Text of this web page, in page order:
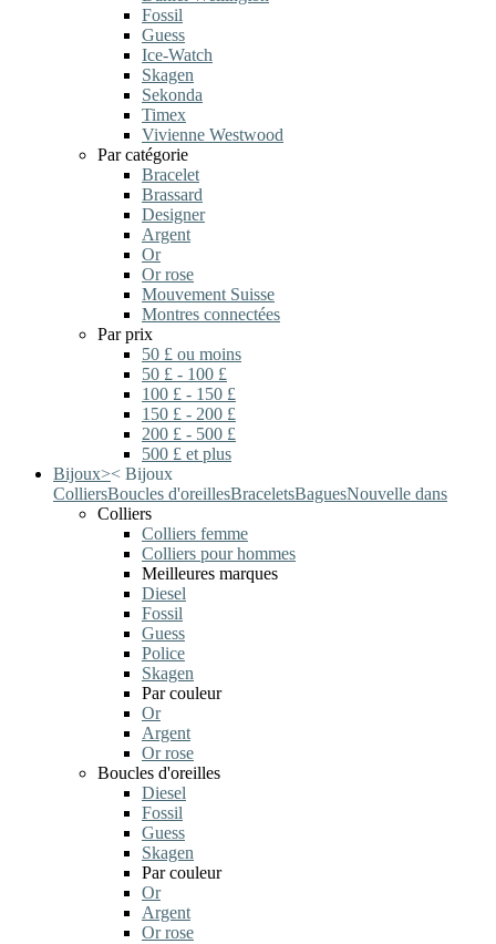
Fossil
Guess
Ice-Watch
Skagen
Sekonda
Timex
Vivienne Westwood
Par catégorie
Bracelet
Brassard
Designer
Argent
Or
Or rose
Mouvement Suisse
Montres connectées
Par prix
50 £ ou moins
50 £ - 100 £
100 £ - 150 £
150 £ - 200 £
200 £ - 500 £
500 £ et plus
Bijoux>< Bijoux
ColliersBoucles d'oreillesBraceletsBaguesNouvelle dans
Colliers
Colliers femme
Colliers pour hommes
Meilleures marques
Diesel
Fossil
Guess
Police
Skagen
Par couleur
Or
Argent
Or rose
Boucles d'oreilles
Diesel
Fossil
Guess
Skagen
Par couleur
Or
Argent
Or rose